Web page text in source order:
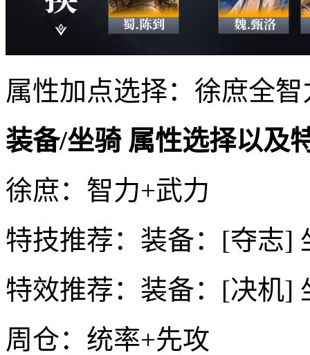
属性加点选择：徐庶全
装备/坐骑 属性选择以及
徐庶：智力+武力
特技推荐：装备：[夺志]
特效推荐：装备：[决机]
周仓：统率+先攻